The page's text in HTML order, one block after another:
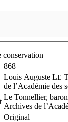
868
Louis Auguste LE
de l’Académie des
Le Tonnellier,
Archives de
Original